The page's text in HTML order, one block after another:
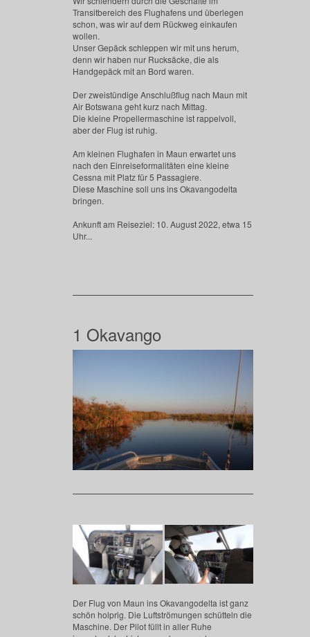
Transitbereich des Flughafens und überlegen
schon, was wir auf dem Rückweg einkaufen
wollen.
Unser Gepäck schleppen wir mit uns herum,
denn wir haben nur Rucksäcke, die als
Handgepäck mit an Bord waren.
Der zweistündige Anschlußflug nach Maun mit
Air Botswana geht kurz nach Mittag.
Die kleine Propellermaschine ist rappelvoll,
aber der Flug ist ruhig.
Am kleinen Flughafen in Maun erwartet uns
nach den Einreiseformalitäten eine kleine
Cessna mit Platz für 5 Passagiere.
Diese Maschine soll uns ins Okavangodelta
bringen.
Ankunft am Reiseziel: 10. August 2022, etwa 15
Uhr...
1 Okavango
Der Flug von Maun ins Okavangodelta ist ganz
schön holprig. Die Luftströmungen schütteln die
Maschine. Der Pilot füllt in aller Ruhe